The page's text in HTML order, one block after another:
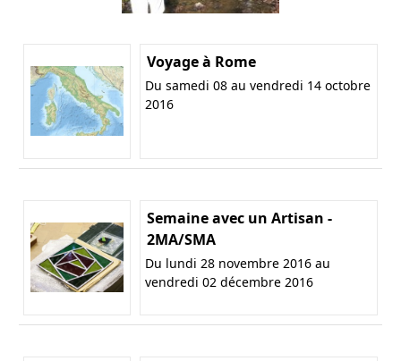
Voyage à Rome
Du samedi 08 au vendredi 14 octobre
2016
Semaine avec un Artisan -
2MA/SMA
Du lundi 28 novembre 2016 au
vendredi 02 décembre 2016